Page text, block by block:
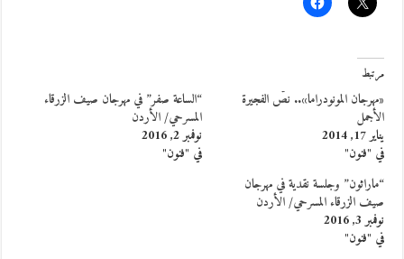
مرتبط
«مهرجان المونودراما».. نصّ الفجيرة
الأجمل
يناير 17, 2014
في "فنون"
“الساعة صفر” في مهرجان صيف الزرقاء
المسرحي/ الأردن
نوفمبر 2, 2016
في "فنون"
“ماراثون” وجلسة نقدية في مهرجان
صيف الزرقاء المسرحي/ الأردن
نوفمبر 3, 2016
في "فنون"